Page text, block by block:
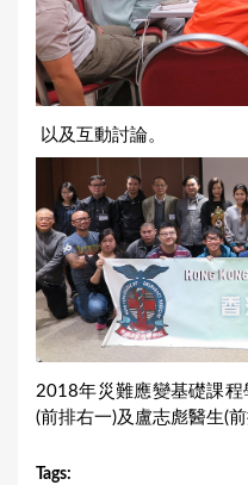
以及互動討論。
2018年災難應變基礎課
(前排右一)及盧志彪醫生(
Tags: